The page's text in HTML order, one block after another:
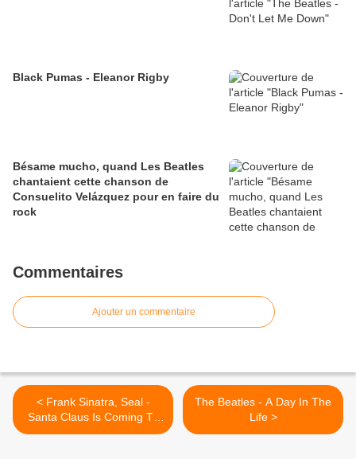
Black Pumas - Eleanor Rigby
Bésame mucho, quand Les Beatles
chantaient cette chanson de
Consuelito Velázquez pour en faire du
rock
Commentaires
Ajouter un commentaire
< Frank Sinatra, Seal -
Santa Claus Is Coming To
Town
The Beatles - A Day In The
Life >